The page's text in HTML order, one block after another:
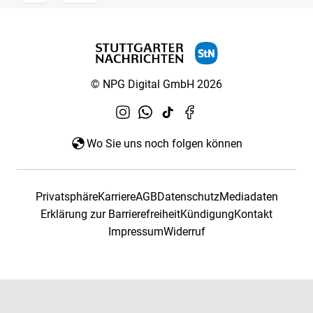
© NPG Digital GmbH 2026
Wo Sie uns noch folgen können
PrivatsphäreKarriereAGBDatenschutzMediadaten
Erklärung zur BarrierefreiheitKündigungKontakt
ImpressumWiderruf